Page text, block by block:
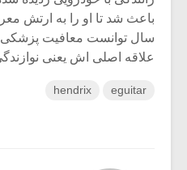
باعث شد تا او را به ارتش
سال توانست معافیت پزشکی
علاقه اصلی اش یعنی
eguitar
hendrix